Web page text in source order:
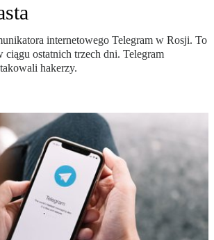
internetowego Telegram w Rosji. To
ciągu ostatnich trzech dni. Telegram
hakerzy.